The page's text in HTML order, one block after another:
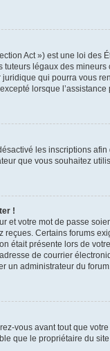
Act ») est une loi
légaux des
qui pourra vous
lorsque
les inscriptions
que vous souhaitez
!
et votre mot de passe
Certains forums
était présente lors de
de courrier
un administrateur du forum.
vous avant tout que
que le propriétaire du